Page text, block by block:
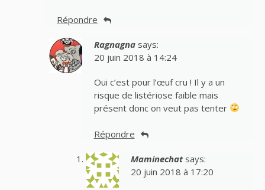
Répondre
Ragnagna says:
20 juin 2018 à 14:24
Oui c’est pour l’œuf cru ! Il y a un
risque de listériose faible mais
présent donc on veut pas tenter
Répondre
Maminechat says:
20 juin 2018 à 17:20